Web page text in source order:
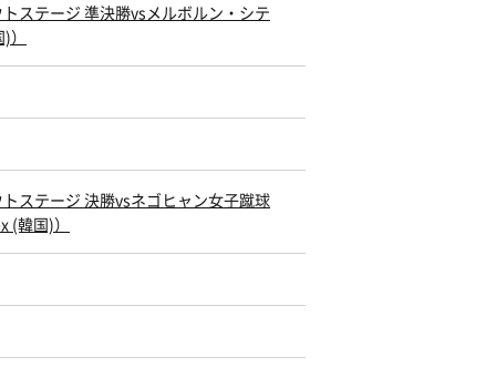
ステージ 準決勝vsメルボルン・シテ
ステージ 決勝vsネゴヒャン女子蹴球
韓国)）